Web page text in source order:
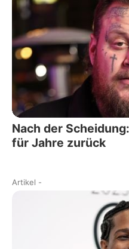
Nach der
für Jahre zurück
Artikel -